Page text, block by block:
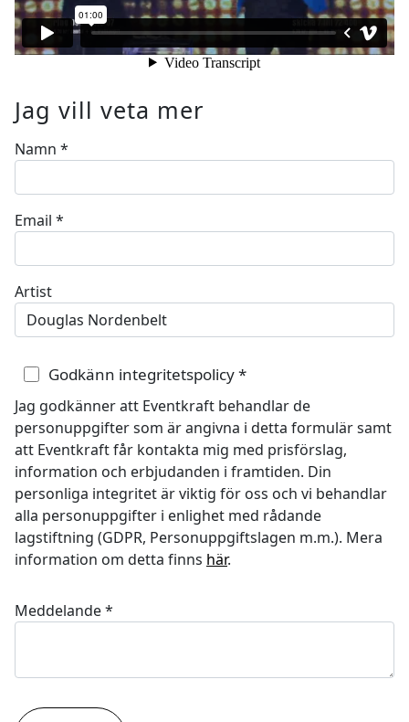
Jag vill veta mer
Namn *
Email *
Artist
Godkänn integritetspolicy*
Jag godkänner att Eventkraft behandlar de
personuppgifter som är angivna i detta formulär samt
att Eventkraft får kontakta mig med prisförslag,
information och erbjudanden i framtiden. Din
personliga integritet är viktig för oss och vi behandlar
alla personuppgifter i enlighet med rådande
lagstiftning (GDPR, Personuppgiftslagen m.m.). Mera
information om detta finns här.
Meddelande*